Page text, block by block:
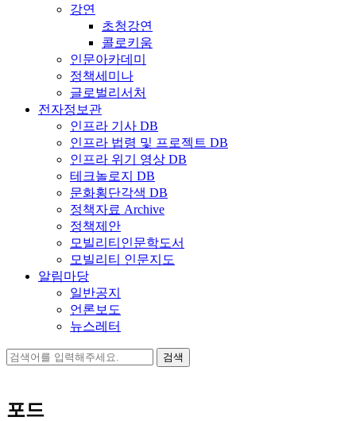
강연
초청강연
콜로키움
인문아카데미
정책세미나
글로벌리서처
전자정보관
인프라 기사 DB
인프라 법령 및 프로젝트 DB
인프라 위기 영상 DB
테크놀로지 DB
문화횡단각색 DB
정책자료 Archive
정책제안
모빌리티인문학도서
모빌리티 인문지도
알림마당
일반공지
언론보도
뉴스레터
검
포드